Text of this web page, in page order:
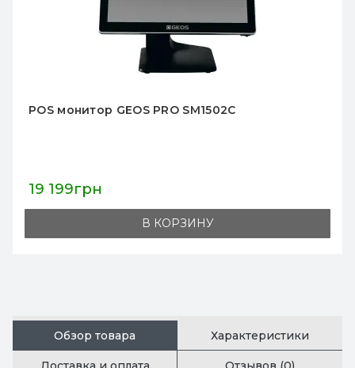
POS монитор GEOS PRO SM1502C
19 199грн
В КОРЗИНУ
Обзор товара Характеристики